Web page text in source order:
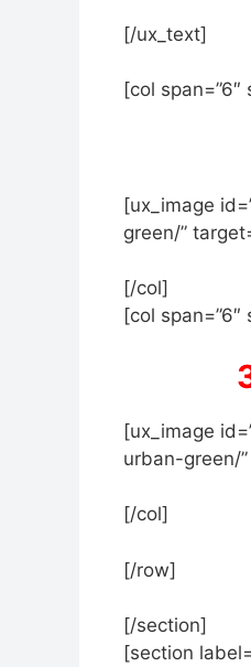
[/ux_text]
[col span=”6″
[ux_image
green/”
[/col]
[col span=”6″
[ux_image
urban-green/”
[/col]
[/row]
[/section]
[section